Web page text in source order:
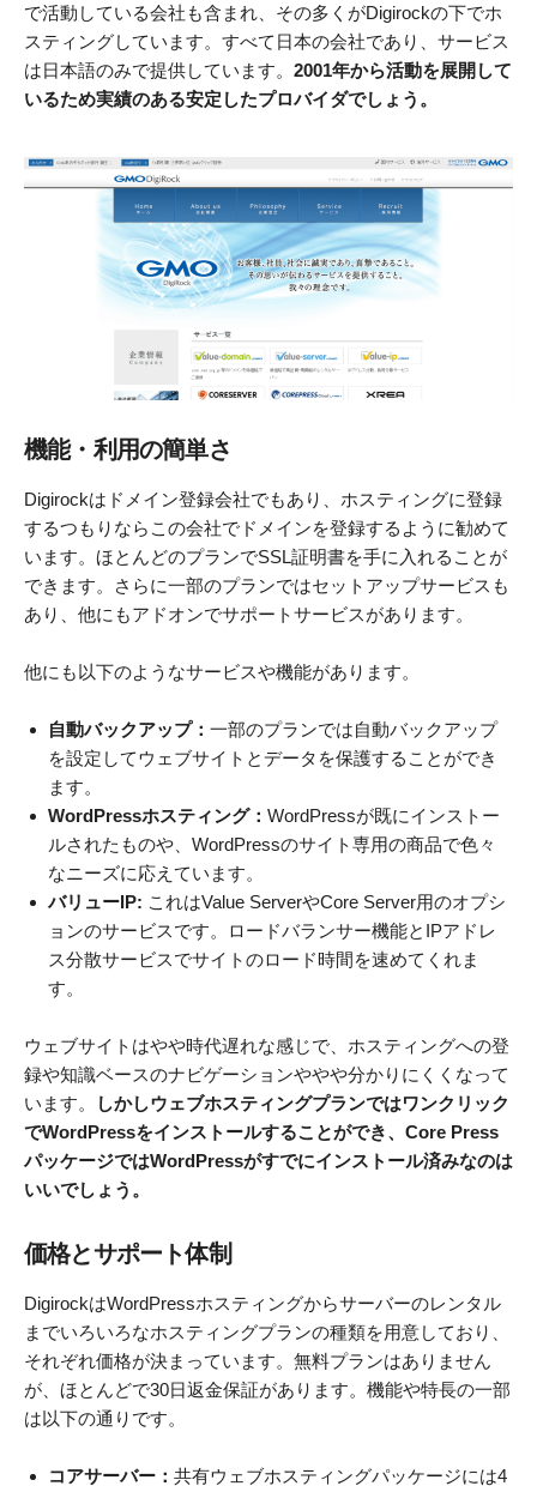
で活動している会社も含まれ、その多くがDigirockの下でホ
スティングしています。すべて日本の会社であり、サービス
は日本語のみで提供しています。 2001年から活動を展開して
いるため実績のある安定したプロバイダでしょう。
機能・利用の簡単さ
Digirockはドメイン登録会社でもあり、ホスティングに登録
するつもりならこの会社でドメインを登録するように勧めて
います。ほとんどのプランでSSL証明書を手に入れることが
できます。さらに一部のプランではセットアップサービスも
あり、他にもアドオンでサポートサービスがあります。
他にも以下のようなサービスや機能があります。
自動バックアップ： 一部のプランでは自動バックアップ
を設定してウェブサイトとデータを保護することができ
ます。
WordPressホスティング： WordPressが既にインストー
ルされたものや、WordPressのサイト専用の商品で色々
なニーズに応えています。
バリューIP: これはValue ServerやCore Server用のオプシ
ョンのサービスです。ロードバランサー機能とIPアドレ
ス分散サービスでサイトのロード時間を速めてくれま
す。
ウェブサイトはやや時代遅れな感じで、ホスティングへの登
録や知識ベースのナビゲーションややや分かりにくくなって
います。
しかしウェブホスティングプランではワンクリック
でWordPressをインストールすることができ、Core Press
パッケージではWordPressがすでにインストール済みなのは
いいでしょう。
価格とサポート体制
DigirockはWordPressホスティングからサーバーのレンタル
までいろいろなホスティングプランの種類を用意しており、
それぞれ価格が決まっています。無料プランはありません
が、ほとんどで30日返金保証があります。機能や特長の一部
は以下の通りです。
コアサーバー： 共有ウェブホスティングパッケージには4